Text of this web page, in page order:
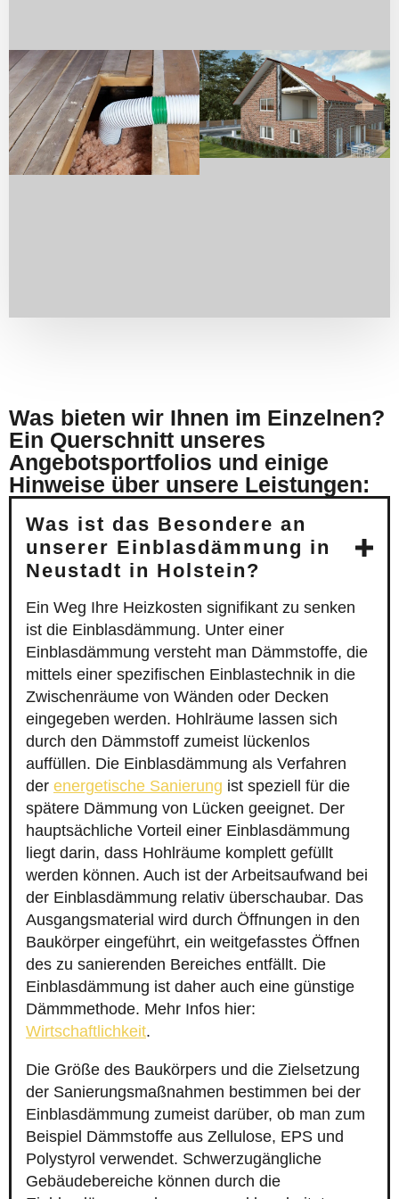
Was bieten wir Ihnen im Einzelnen?
Ein Querschnitt unseres
Angebotsportfolios und einige
Hinweise über unsere Leistungen:
Was ist das Besondere an
unserer Einblasdämmung in
Neustadt in Holstein?
Ein Weg Ihre Heizkosten signifikant zu senken
ist die Einblasdämmung. Unter einer
Einblasdämmung versteht man Dämmstoffe, die
mittels einer spezifischen Einblastechnik in die
Zwischenräume von Wänden oder Decken
eingegeben werden. Hohlräume lassen sich
durch den Dämmstoff zumeist lückenlos
auffüllen. Die Einblasdämmung als Verfahren
der energetische Sanierung ist speziell für die
spätere Dämmung von Lücken geeignet. Der
hauptsächliche Vorteil einer Einblasdämmung
liegt darin, dass Hohlräume komplett gefüllt
werden können. Auch ist der Arbeitsaufwand bei
der Einblasdämmung relativ überschaubar. Das
Ausgangsmaterial wird durch Öffnungen in den
Baukörper eingeführt, ein weitgefasstes Öffnen
des zu sanierenden Bereiches entfällt. Die
Einblasdämmung ist daher auch eine günstige
Dämmmethode. Mehr Infos hier:
Wirtschaftlichkeit.
Die Größe des Baukörpers und die Zielsetzung
der Sanierungsmaßnahmen bestimmen bei der
Einblasdämmung zumeist darüber, ob man zum
Beispiel Dämmstoffe aus Zellulose, EPS und
Polystyrol verwendet. Schwerzugängliche
Gebäudebereiche können durch die